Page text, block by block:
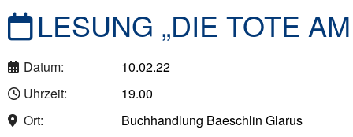
LESUNG „DIE TOTE
Datum:
10.02.22
Uhrzeit:
19.00
Ort:
Buchhandlung Baeschlin Glarus